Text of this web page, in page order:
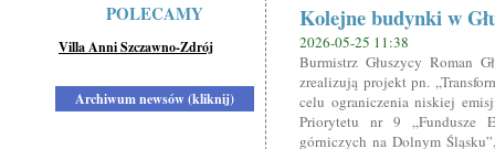
POLECAMY
Villa Anni Szczawno-Zdrój
Archiwum newsów (kliknij)
Kolejne budynki w
2026-05-25 11:38
Burmistrz Głuszycy Roman
zrealizują projekt pn.
celu ograniczenia niskiej
Priorytetu nr 9 „Fundusze
górniczych na Dolnym